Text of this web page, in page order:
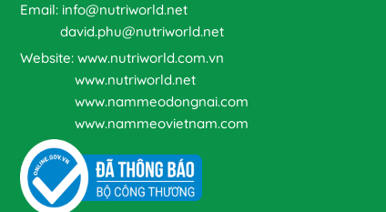
Email: info@nutriworld.net
david.phu@nutriworld.net
Website: www.nutriworld.com.vn
www.nutriworld.net
www.nammeodongnai.com
www.nammeovietnam.com